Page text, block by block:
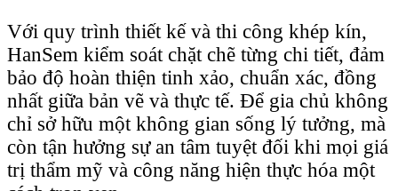
Với quy trình thiết kế và thi công khép kín,
HanSem kiểm soát chặt chẽ từng chi tiết, đảm
bảo độ hoàn thiện tinh xảo, chuẩn xác, đồng
nhất giữa bản vẽ và thực tế. Để gia chủ không
chỉ sở hữu một không gian sống lý tưởng, mà
còn tận hưởng sự an tâm tuyệt đối khi mọi giá
trị thẩm mỹ và công năng hiện thực hóa một